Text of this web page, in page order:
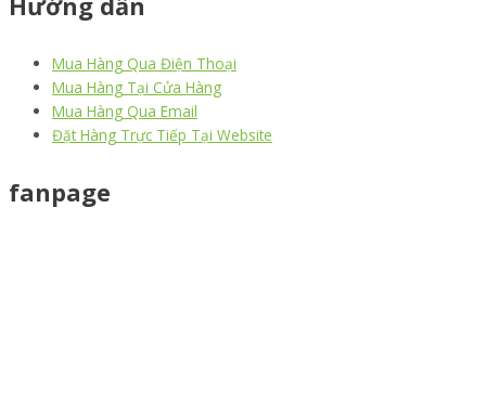
Mua Hàng Qua Điện Thoại
Mua Hàng Tại Cửa Hàng
Mua Hàng Qua Email
Đặt Hàng Trực Tiếp Tại Website
fanpage